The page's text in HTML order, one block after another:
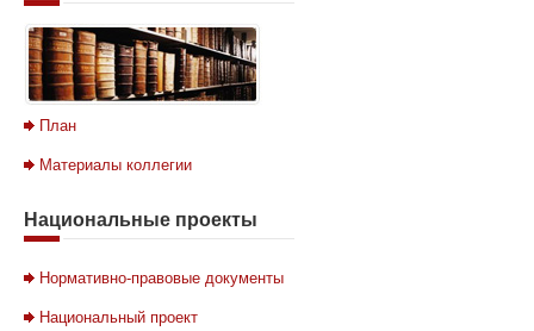
План
Материалы коллегии
Национальные проекты
Нормативно-правовые документы
Национальный проект